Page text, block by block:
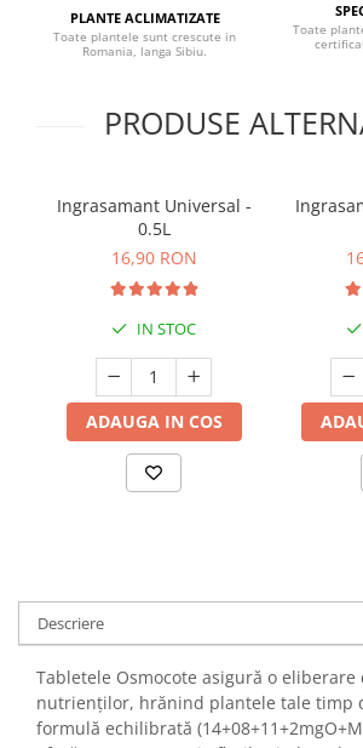
PLANTE ACLIMATIZATE
Toate plantele sunt crescute in
Romania, langa Sibiu.
Toate
PRODUSE
Ingrasamant Universal -
0.5L
16,90 RON
IN STOC
ADAUGA IN COS
Descriere
Tabletele Osmocote asigură o eliberare
nutrienților, hrănind plantele tale timp
formulă echilibrată